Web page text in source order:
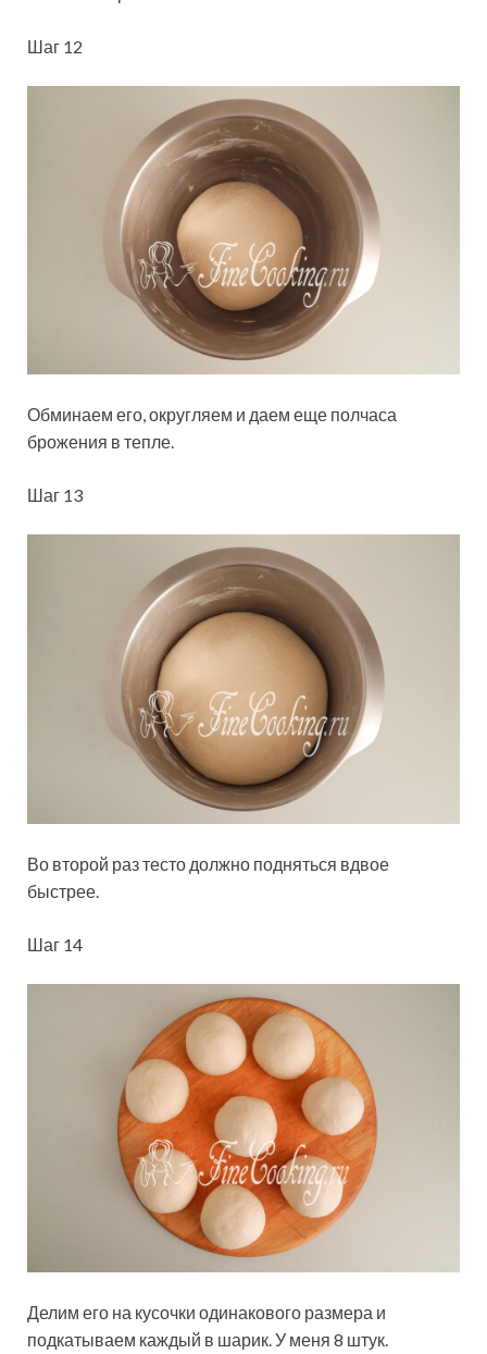
Шаг 12
Обминаем его, округляем и даем еще полчаса
брожения в тепле.
Шаг 13
Во второй раз тесто должно подняться вдвое
быстрее.
Шаг 14
Делим его на кусочки одинакового размера и
подкатываем каждый в шарик. У меня 8 штук.